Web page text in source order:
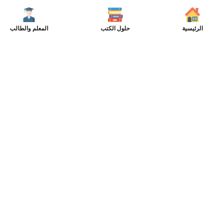
الرئيسية حلول الكتب المعلم والطالب